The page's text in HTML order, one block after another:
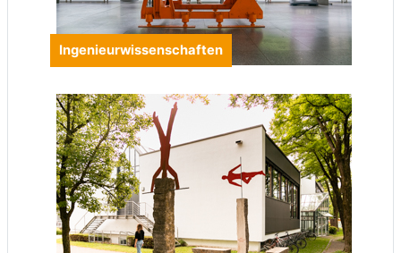
Ingenieurwissenschaften